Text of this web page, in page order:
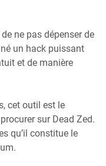
ne pas dépenser de
un hack puissant
et de manière
cet outil est le
sur Dead Zed.
qu’il constitue le